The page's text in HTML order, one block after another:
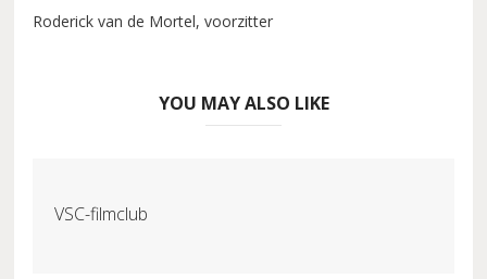
Roderick van de Mortel, voorzitter
YOU MAY ALSO LIKE
VSC-filmclub